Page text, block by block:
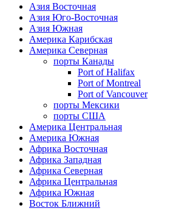
Азия Восточная
Азия Юго-Восточная
Азия Южная
Америка Карибская
Америка Северная
порты Канады
Port of Halifax
Port of Montreal
Port of Vancouver
порты Мексики
порты США
Америка Центральная
Америка Южная
Африка Восточная
Африка Западная
Африка Северная
Африка Центральная
Африка Южная
Восток Ближний